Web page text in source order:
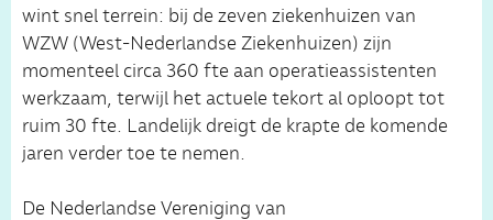
wint snel terrein: bij de zeven ziekenhuizen van
WZW (West-Nederlandse Ziekenhuizen) zijn
momenteel circa 360 fte aan operatieassistenten
werkzaam, terwijl het actuele tekort al oploopt tot
ruim 30 fte. Landelijk dreigt de krapte de komende
jaren verder toe te nemen.
De Nederlandse Vereniging van